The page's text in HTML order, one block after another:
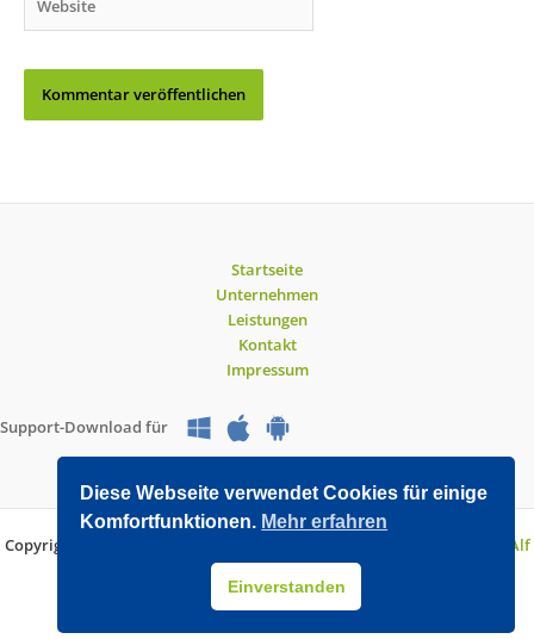
Startseite
Unternehmen
Leistungen
Kontakt
Impressum
Support-Download für
Copyright © 2026 O&V DATEC GmbH | Entwickelt mit WordPress von
Alf
Drollinger
Diese Webseite verwendet Cookies für einige
Komfortfunktionen. Mehr erfahren
Einverstanden